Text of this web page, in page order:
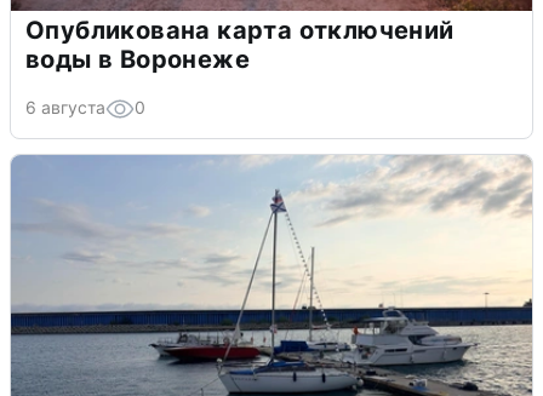
Опубликована карта отключений
воды в Воронеже
6 августа 0